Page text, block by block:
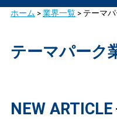
ホーム >業界一覧>
テーマパーク
NEW ARTICLE